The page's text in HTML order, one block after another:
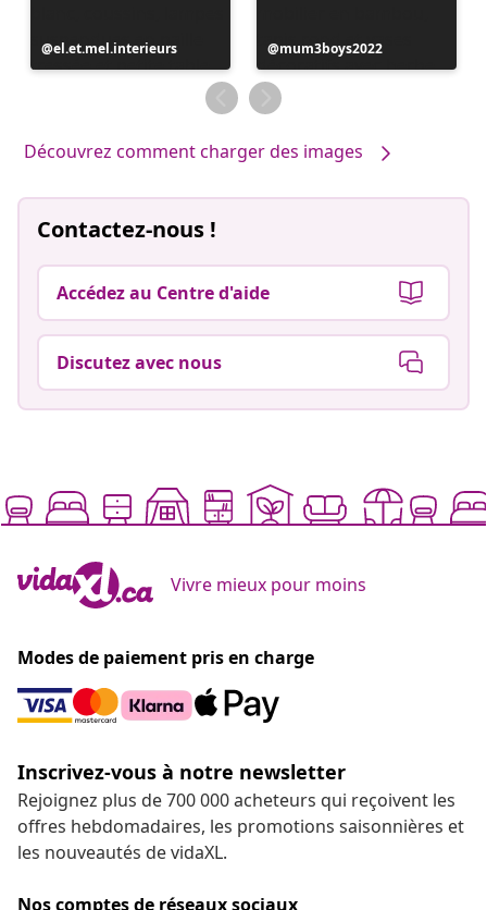
Publication
publiée
el.et.mel.interieurs
Publication
publiée
par
mum3boys2022
Découvrez comment charger des images
Contactez-nous !
Accédez au Centre d'aide
Discutez avec nous
Vivre mieux pour moins
Modes de paiement pris en charge
Inscrivez-vous à notre newsletter
Rejoignez plus de 700 000 acheteurs qui reçoivent les
offres hebdomadaires, les promotions saisonnières et
les nouveautés de vidaXL.
Nos comptes de réseaux sociaux